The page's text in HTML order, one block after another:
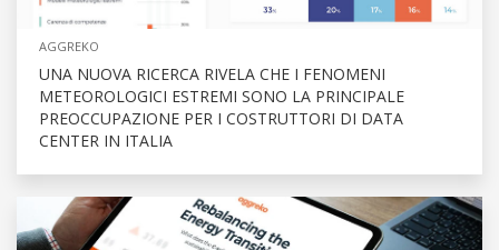
AGGREKO
UNA NUOVA RICERCA RIVELA CHE I FENOMENI
METEOROLOGICI ESTREMI SONO LA PRINCIPALE
PREOCCUPAZIONE PER I COSTRUTTORI DI DATA
CENTER IN ITALIA